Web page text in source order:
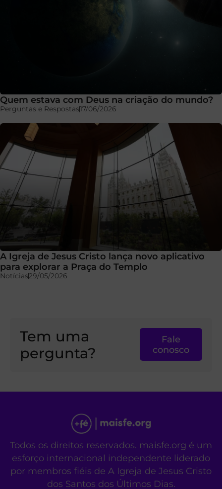
Quem estava com Deus na criação do mundo?
Perguntas e Respostas17/06/2026
A Igreja de Jesus Cristo lança novo aplicativo
para explorar a Praça do Templo
Notícias29/05/2026
Tem uma
pergunta?
Fale
conosco
Todos os direitos reservados. maisfe.org é um
esforço internacional independente liderado
por membros fiéis de A Igreja de Jesus Cristo
dos Santos dos Últimos Dias.